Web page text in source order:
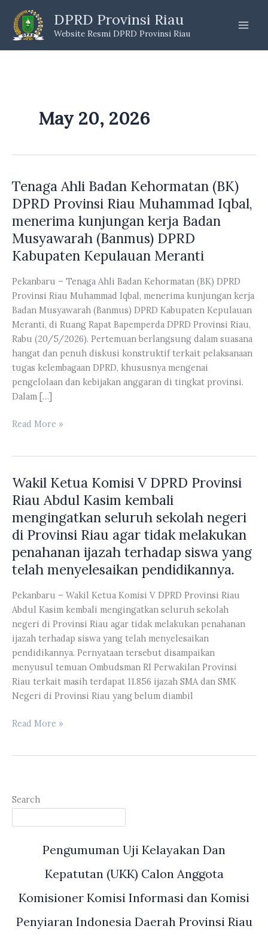
content
DPRD Provinsi Riau
Website Resmi DPRD Provinsi Riau
May 20, 2026
Tenaga Ahli Badan Kehormatan (BK)
DPRD Provinsi Riau Muhammad Iqbal,
menerima kunjungan kerja Badan
Musyawarah (Banmus) DPRD
Kabupaten Kepulauan Meranti
Pekanbaru – Tenaga Ahli Badan Kehormatan (BK) DPRD
Provinsi Riau Muhammad Iqbal, menerima kunjungan kerja
Badan Musyawarah (Banmus) DPRD Kabupaten Kepulauan
Meranti, di Ruang Rapat Bapemperda DPRD Provinsi Riau,
Rabu (20/5/2026). Pertemuan berlangsung dalam suasana
hangat dan penuh diskusi konstruktif terkait pelaksanaan
tugas kelembagaan DPRD, khususnya mengenai
pengelolaan dan kebijakan anggaran di tingkat provinsi.
Dalam […]
Tenaga
(BK)
DPRD
Riau
Muhammad
Iqbal,
menerima
kerja
Badan
Musyawarah
(Banmus)
DPRD
Kabupaten
Kepulauan
Meranti
Read More »
Wakil Ketua Komisi V DPRD Provinsi
Riau Abdul Kasim kembali
mengingatkan seluruh sekolah negeri
di Provinsi Riau agar tidak melakukan
penahanan ijazah terhadap siswa yang
telah menyelesaikan pendidikannya.
Pekanbaru – Wakil Ketua Komisi V DPRD Provinsi Riau
Abdul Kasim kembali mengingatkan seluruh sekolah
negeri di Provinsi Riau agar tidak melakukan penahanan
ijazah terhadap siswa yang telah menyelesaikan
pendidikannya. Pernyataan tersebut disampaikan
menyusul temuan Ombudsman RI Perwakilan Provinsi
Riau terkait masih terdapat 11.856 ijazah SMA dan SMK
Negeri di Provinsi Riau yang belum diambil
Wakil
Provinsi
Riau
Abdul
kembali
sekolah
di
Read More »
Search
Pengumuman Uji Kelayakan Dan
Kepatutan (UKK) Calon Anggota
Komisioner Komisi Informasi dan Komisi
Penyiaran Indonesia Daerah Provinsi Riau